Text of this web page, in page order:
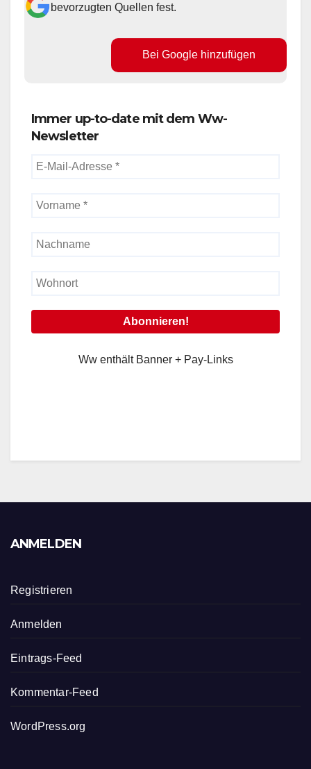
bevorzugten Quellen fest.
Bei Google hinzufügen
Immer up-to-date mit dem Ww-
Newsletter
Ww enthält Banner + Pay-Links
ANMELDEN
Registrieren
Anmelden
Eintrags-Feed
Kommentar-Feed
WordPress.org